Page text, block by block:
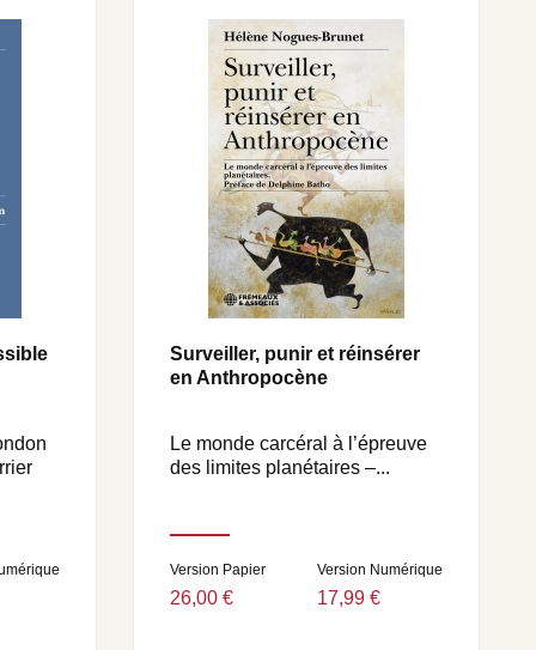
Surveiller, punir et réinsérer
en Anthropocène
Le monde carcéral à l’épreuve
des limites planétaires –...
Version Papier
26,00 €
Version Numérique
17,99 €